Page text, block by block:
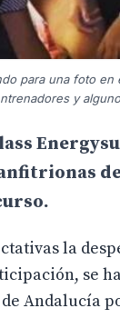
para una foto
y
la
se
Andalucía